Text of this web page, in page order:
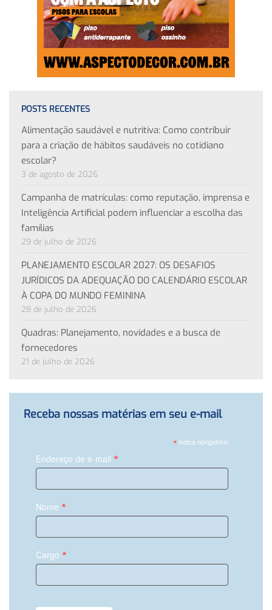
POSTS RECENTES
Alimentação saudável e nutritiva: Como contribuir
para a criação de hábitos saudáveis no cotidiano
escolar?
3 de agosto de 2026
Campanha de matrículas: como reputação, imprensa e
Inteligência Artificial podem influenciar a escolha das
famílias
29 de julho de 2026
PLANEJAMENTO ESCOLAR 2027: OS DESAFIOS
JURÍDICOS DA ADEQUAÇÃO DO CALENDÁRIO ESCOLAR
À COPA DO MUNDO FEMININA
28 de julho de 2026
Quadras: Planejamento, novidades e a busca de
fornecedores
21 de julho de 2026
Receba nossas matérias em seu e-mail
*indica obrigatório
Endereço de e-mail *
Nome *
Cargo *